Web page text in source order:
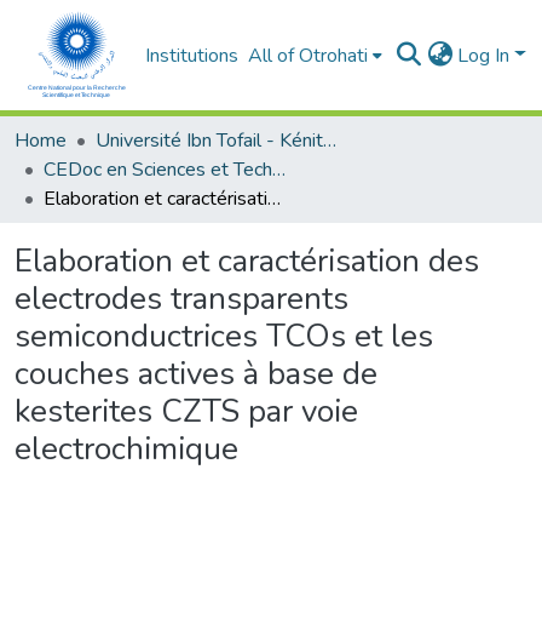
Institutions All of Otrohati Log In
Home
Université Ibn Tofail - Kénitra
CEDoc en Sciences et Techniques et Sciences Médicales (CED - STSM)
Elaboration et caractérisation des electrodes transparents semiconductrices TCOs et les couches actives à base de kesterites CZTS par voie electrochimique
Elaboration et caractérisation des
electrodes transparents
semiconductrices TCOs et les
couches actives à base de
kesterites CZTS par voie
electrochimique